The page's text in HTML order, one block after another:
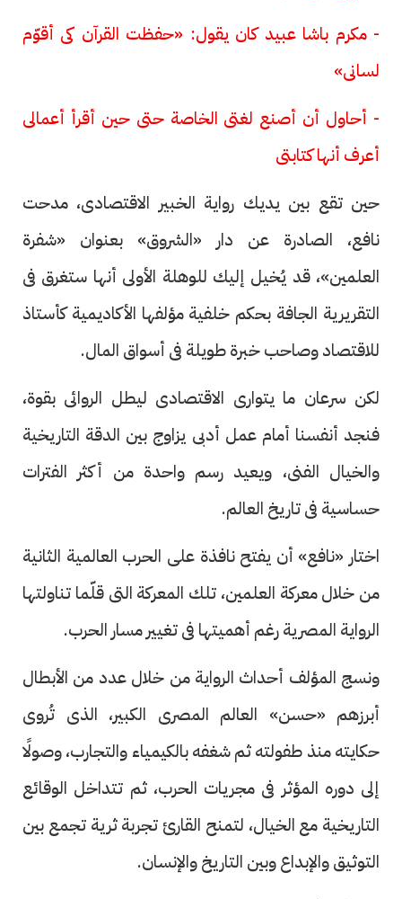
- مكرم باشا عبيد كان يقول: «حفظت القرآن كى أقوّم
لسانى»
- أحاول أن أصنع لغتى الخاصة حتى حين أقرأ أعمالى
أعرف أنها كتابتى
حين تقع بين يديك رواية الخبير الاقتصادى، مدحت
نافع، الصادرة عن دار «الشروق» بعنوان «شفرة
العلمين»، قد يُخيل إليك للوهلة الأولى أنها ستغرق فى
التقريرية الجافة بحكم خلفية مؤلفها الأكاديمية كأستاذ
للاقتصاد وصاحب خبرة طويلة فى أسواق المال.
لكن سرعان ما يتوارى الاقتصادى ليطل الروائى بقوة،
فنجد أنفسنا أمام عمل أدبى يزاوج بين الدقة التاريخية
والخيال الفنى، ويعيد رسم واحدة من أكثر الفترات
حساسية فى تاريخ العالم.
اختار «نافع» أن يفتح نافذة على الحرب العالمية الثانية
من خلال معركة العلمين، تلك المعركة التى قلّما تناولتها
الرواية المصرية رغم أهميتها فى تغيير مسار الحرب.
ونسج المؤلف أحداث الرواية من خلال عدد من الأبطال
أبرزهم «حسن» العالم المصرى الكبير، الذى تُروى
حكايته منذ طفولته ثم شغفه بالكيمياء والتجارب، وصولًا
إلى دوره المؤثر فى مجريات الحرب، ثم تتداخل الوقائع
التاريخية مع الخيال، لتمنح القارئ تجربة ثرية تجمع بين
التوثيق والإبداع وبين التاريخ والإنسان.